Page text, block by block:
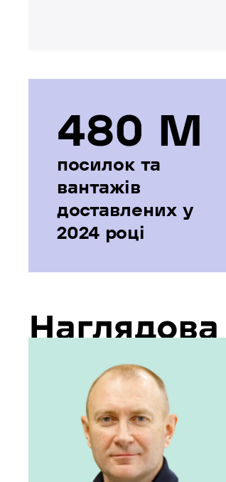
480 М
посилок та
вантажів
доставлених у
2024 році